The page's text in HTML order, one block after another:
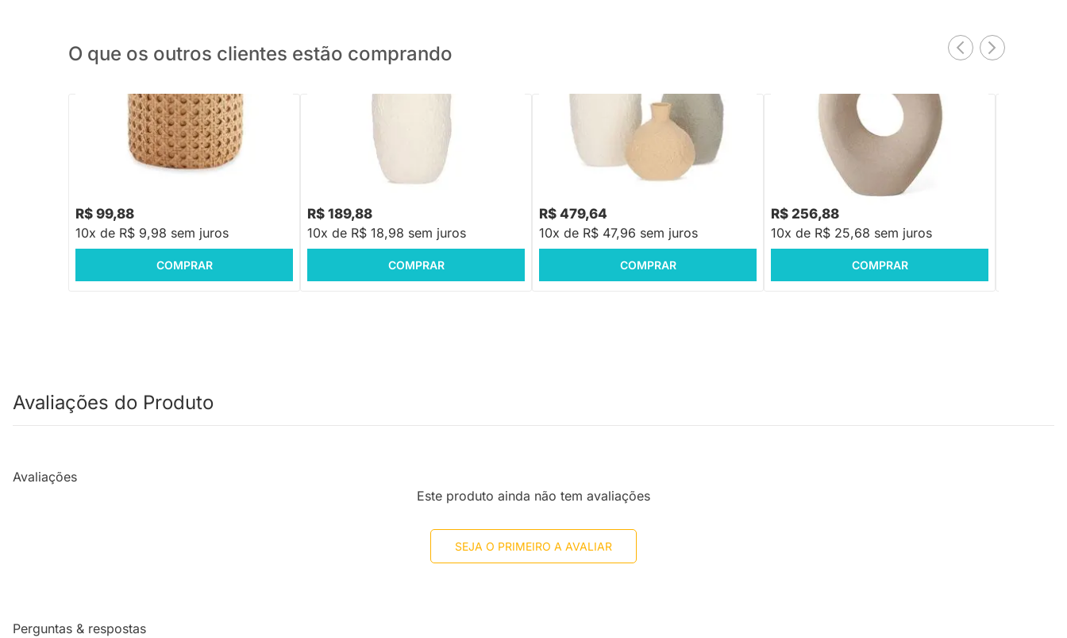
O que os outros clientes estão comprando
PRONTA ENTREGA
Cachepot Trama - P
R$ 99,88
10x de R$ 9,98 sem juros
COMPRAR
PRONTA ENTREGA
Vaso em Cerâmica - G
R$ 189,88
10x de R$ 18,98 sem juros
COMPRAR
PRONTA ENTREGA
Kit Vasos em Cerâmica - 03 unidades
R$ 479,64
10x de R$ 47,96 sem juros
COMPRAR
PRONTA ENTREGA
Vaso em Poliresina Bege - M
R$ 256,88
10x de R$ 25,68 sem juros
COMPRAR
Avaliações do Produto
Avaliações
Este produto ainda não tem avaliações
SEJA O PRIMEIRO A AVALIAR
Perguntas & respostas